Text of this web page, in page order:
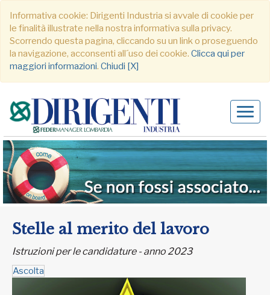
Informativa cookie: Dirigenti Industria si avvale di cookie per
le finalità illustrate nella nostra informativa sulla privacy.
Scorrendo questa pagina, cliccando su un link o proseguendo
la navigazione, acconsenti all´uso dei cookie. Clicca qui per
maggiori informazioni. Chiudi [X]
Stelle al merito del lavoro
Istruzioni per le candidature - anno 2023
Ascolta